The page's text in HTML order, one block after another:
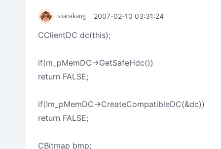
xiaoakang 2007-02-10 03:31:24
CClientDC dc(this);
if(m_pMemDC->GetSafeHdc())
return FALSE;
if(!m_pMemDC->CreateCompatibleDC(&dc))
return FALSE;
CBitmap bmp;